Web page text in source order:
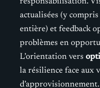
actualisées (y
entière) et feedback
problèmes en
L’orientation vers
la résilience face aux
d’approvisionnement.